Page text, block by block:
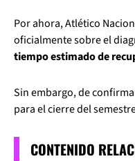
Por ahora, Atlético
oficialmente sobre el
tiempo estimado de
Sin embargo, de
para el cierre del
CONTENIDO